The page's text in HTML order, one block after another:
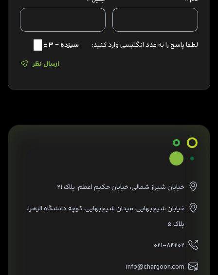
لطفا پاسخ را به عدد انگلیسی وارد کنید:
سیزده − 3 =
ارسال نظر
خیابان شیراز شمالی، خیابان حکیم اعظم، پلاک ۲۱
خیابان شیخ‌بهایی، میدان شیخ‌بهایی، کوچه دانشگاه الزهرا،
پلاک ۵
۰۲۱-۸۴۲۰۲
info@chargoon.com